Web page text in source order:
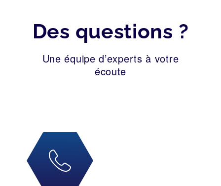
Des questions ?
Une équipe d’experts à votre
écoute